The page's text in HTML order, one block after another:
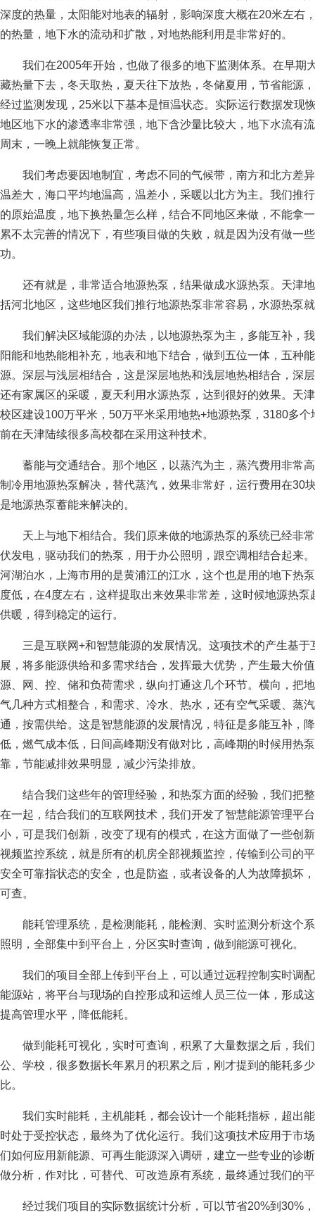
深度的热量，太阳能对地表的辐射，影响深度大概在20米左右
的热量，地下水的流动和扩散，对地热能利用是非常好的。
我们在2005年开始，也做了很多的地下监测体系。在早期
藏热量下去，冬天取热，夏天往下放热，冬储夏用，节省能源
经过监测发现，25米以下基本是恒温状态。实际运行数据发现
地区地下水的渗透率非常强，地下含沙量比较大，地下水流有
周末，一晚上就能恢复正常。
我们考虑要因地制宜，考虑不同的气候带，南方和北方差
温差大，海口平均地温高，温差小，采暖以北方为主。我们推
的原始温度，地下换热量怎么样，结合不同地区来做，不能拿
累不太完善的情况下，有些项目做的失败，就是因为没有做一
功。
还有就是，非常适合地源热泵，结果做成水源热泵。天津
括河北地区，这些地区我们推行地源热泵非常容易，水源热泵
我们解决区域能源的办法，以地源热泵为主，多能互补，
阳能和地热能相补充，地表和地下结合，做到五位一体，五种
源。深层与浅层相结合，这是深层地热和浅层地热相结合，深
还有家属区的采暖，夏天利用水源热泵，达到很好的效果。天
校区建设100万平米，50万平米采用地热+地源热泵，3180多
前在天津陆续很多高校都在采用这种技术。
蓄能与交通结合。那个地区，以蒸汽为主，蒸汽费用非常
制冷用地源热泵解决，替代蒸汽，效果非常好，运行费用在30
是地源热泵蓄能来解决的。
天上与地下相结合。我们原来做的地源热泵的系统已经非
伏发电，驱动我们的热泵，用于办公照明，跟空调相结合起来
河湖泊水，上海市用的是黄浦江的江水，这个也是用的地下热
度低，在4度左右，这样提取出来效果非常差，这时候地源热
供暖，得到稳定的运行。
三是互联网+和智慧能源的发展情况。这项技术的产生基
展，将多能源供给和多需求结合，发挥最大优势，产生最大价
源、网、控、储和负荷需求，纵向打通这几个环节。横向，把
气几种方式相整合，和需求、冷水、热水，还有空气采暖、蒸
通，按需供给。这是智慧能源的发展情况，特征是多能互补，
低，燃气成本低，日间高峰期没有做对比，高峰期的时候用热
靠，节能减排效果明显，减少污染排放。
结合我们这些年的管理经验，和热泵方面的经验，我们把
在一起，结合我们的互联网技术，我们开发了智慧能源管理平
小，可是我们创新，改变了现有的模式，在这方面做了一些创
视频监控系统，就是所有的机房全部视频监控，传输到公司的
安全可靠指状态的安全，也是防盗，或者设备的人为故障损坏
可查。
能耗管理系统，是检测能耗，能检测、实时监测分析这个
照明，全部集中到平台上，分区实时查询，做到能源可视化。
我们的项目全部上传到平台上，可以通过远程控制实时调
能源站，将平台与现场的自控形成和运维人员三位一体，形成
提高管理水平，降低能耗。
做到能耗可视化，实时可查询，积累了大量数据之后，我
公、学校，很多数据长年累月的积累之后，刚才提到的能耗多
比。
我们实时能耗，主机能耗，都会设计一个能耗指标，超出
时处于受控状态，最终为了优化运行。我们这项技术应用于市
们如何应用新能源、可再生能源深入调研，建立一些专业的诊
做分析，作对比，可替代、可改造原有系统，最终通过我们的
经过我们项目的实际数据统计分析，可以节省20%到30%